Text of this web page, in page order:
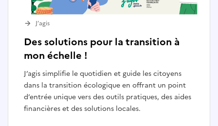
Des solutions pour la transition à
mon échelle !
J’agis simplifie le quotidien et guide les citoyens
dans la transition écologique en offrant un point
d’entrée unique vers des outils pratiques, des aides
financières et des solutions locales.
J’agis